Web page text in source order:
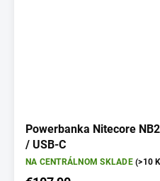
Powerbanka Nitecore
/ USB-C
NA CENTRÁLNOM SKLADE(>10